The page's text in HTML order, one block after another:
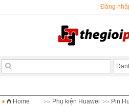
Đăng
Home >> Phụ kiện Huawei >> Pin